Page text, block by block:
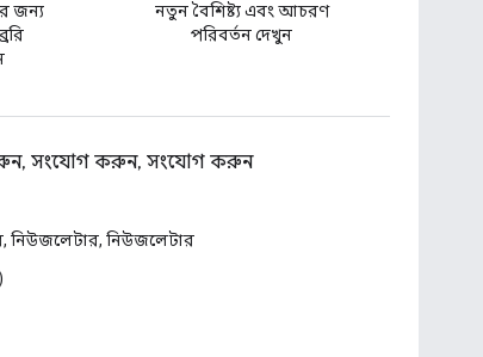
জন্য
নতুন বৈশিষ্ট্য এবং আচরণ
পরিবর্তন দেখুন
সংযোগ করুন, সংযোগ করুন
নিউজলেটার, নিউজলেটার